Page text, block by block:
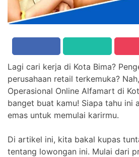
Lagi cari kerja di Kota Bima?
perusahaan retail terkemuka?
Operasional Online Alfamart di
banget buat kamu! Siapa tahu ini
emas untuk memulai karirmu.
Di artikel ini, kita bakal kupas
tentang lowongan ini. Mulai dari